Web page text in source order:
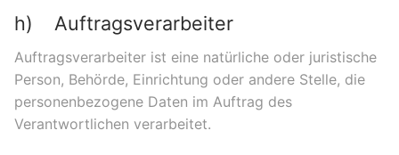
h) Auftragsverarbeiter
Auftragsverarbeiter ist eine natürliche oder juristische
Person, Behörde, Einrichtung oder andere Stelle, die
personenbezogene Daten im Auftrag des
Verantwortlichen verarbeitet.